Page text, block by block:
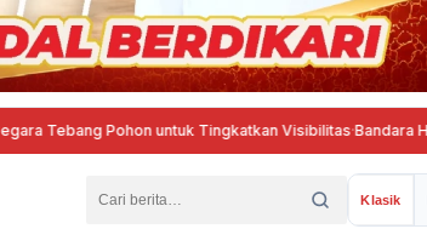
Pohon untuk Tingkatkan Visibilitas·Bandara Husein
Klasik